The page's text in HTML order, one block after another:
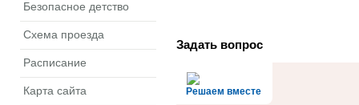
Задать вопрос
Решаем вместе
Безопасное детство
Схема проезда
Расписание
Карта сайта